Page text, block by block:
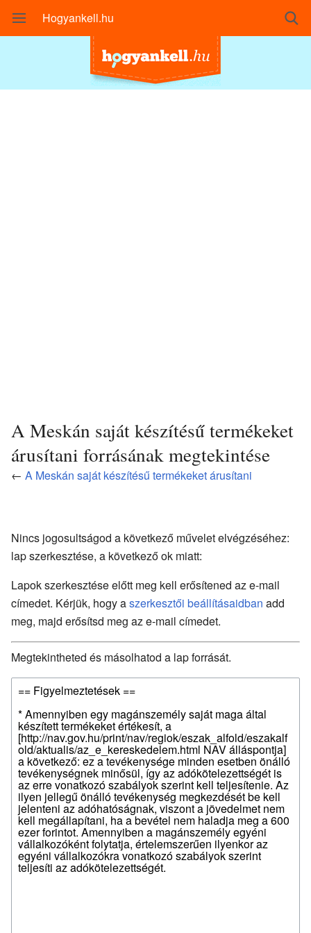
Hogyankell.hu
A Meskán saját készítésű termékeket
árusítani forrásának megtekintése
← A Meskán saját készítésű termékeket árusítani
Nincs jogosultságod a következő művelet elvégzéséhez:
lap szerkesztése, a következő ok miatt:
Lapok szerkesztése előtt meg kell erősítened az e-mail
címedet. Kérjük, hogy aszerkesztői beállításaidban add
meg, majd erősítsd meg az e-mail címedet.
Megtekintheted és másolhatod a lap forrását.